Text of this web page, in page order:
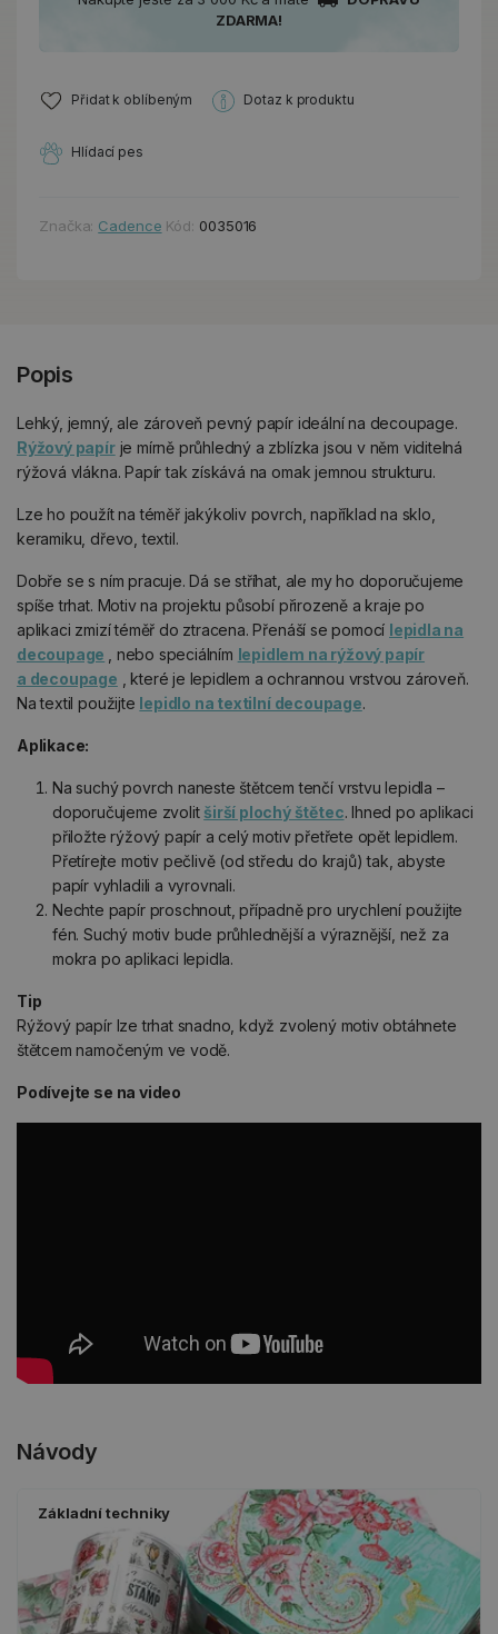
ZDARMA!
Přidat k oblíbeným Dotaz k produktu
Hlídací pes
Značka: Cadence Kód: 0035016
Popis
Lehký, jemný, ale zároveň pevný papír ideální na decoupage.
Rýžový papírje mírně průhledný a zblízka jsou v něm viditelná
rýžová vlákna. Papír tak získává na omak jemnou strukturu.
Lze ho použít na téměř jakýkoliv povrch, například na sklo,
keramiku, dřevo, textil.
Dobře se s ním pracuje. Dá se stříhat, ale my ho doporučujeme
spíše trhat. Motiv na projektu působí přirozeně a kraje po
aplikaci zmizí téměř do ztracena. Přenáší se pomocí lepidla na
decoupage
, nebo speciálním lepidlem na rýžový papír
a decoupage , které je lepidlem a ochrannou vrstvou zároveň.
Na textil použijte lepidlo na textilní decoupage.
Aplikace:
Na suchý povrch naneste štětcem tenčí vrstvu lepidla –
doporučujeme zvolit širší plochý štětec. Ihned po aplikaci
přiložte rýžový papír a celý motiv přetřete opět lepidlem.
Přetírejte motiv pečlivě (od středu do krajů) tak, abyste
papír vyhladili a vyrovnali.
Nechte papír proschnout, případně pro urychlení použijte
fén. Suchý motiv bude průhlednější a výraznější, než za
mokra po aplikaci lepidla.
Tip
Rýžový papír lze trhat snadno, když zvolený motiv obtáhnete
štětcem namočeným ve vodě.
Podívejte se na video
Návody
Základní techniky